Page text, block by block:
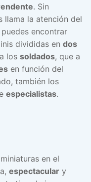
. Sin
llama la atención del
puedes encontrar
divididas en dos
los soldados, que a
en función del
también los
especialistas.
en el
espectacular y